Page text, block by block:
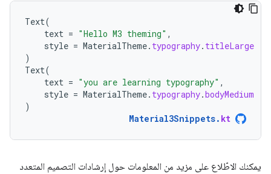
Text(
text = "Hello M3 theming" ,
style = MaterialTheme. typography. titleLarge
)
Text(
text = "you are learning typography" ,
style = MaterialTheme. typography.bodyMedium
)
Material3Snippets. kt
يمكنك الاطّلاع على مزيد من المعلومات حول إرشادات التصميم المتعدد